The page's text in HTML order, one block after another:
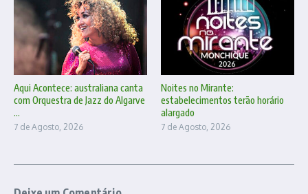
Aqui Acontece: australiana canta
com Orquestra de Jazz do Algarve
...
7 de Agosto, 2026
Noites no Mirante:
estabelecimentos terão horário
alargado
7 de Agosto, 2026